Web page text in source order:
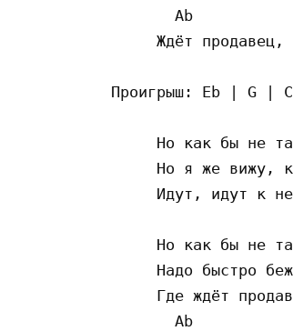
Ab
Ждёт продавец,
Проигрыш: Eb | G |
Но как бы не
Но я же вижу,
Идут, идут к
Но как бы не
Надо быстро
Где ждёт
Ab